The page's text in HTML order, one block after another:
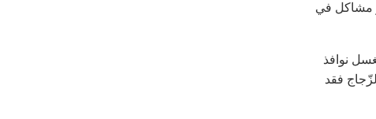
مشاكل في
نوافذ
فقد